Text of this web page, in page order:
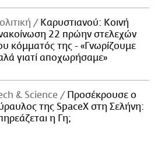
Καρυστιανού: Κοινή
22 πρώην στελεχών
κόμματός της - «Γνωρίζουμε
γιατί αποχωρήσαμε»
& Science
Προσέκρουσε ο
της SpaceX στη Σελήνη:
η Γη;